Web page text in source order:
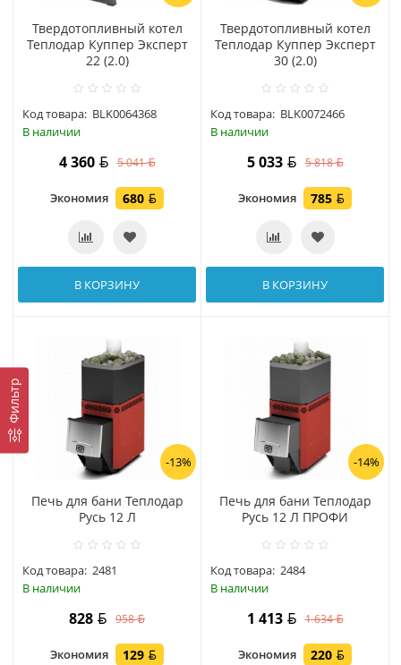
Фильтр
Твердотопливный котел
Теплодар Куппер Эксперт
22 (2.0)
Код товара: BLK0064368
В наличии
4 360 5 041
Экономия 680
В КОРЗИНУ
Твердотопливный котел
Теплодар Куппер Эксперт
30 (2.0)
Код товара: BLK0072466
В наличии
5 033 5 818
Экономия 785
В КОРЗИНУ
-13%
Печь для бани Теплодар
Русь 12 Л
Код товара: 2481
В наличии
828 958
Экономия 129
-14%
Печь для бани Теплодар
Русь 12 Л ПРОФИ
Код товара: 2484
В наличии
1 413 1 634
Экономия 220